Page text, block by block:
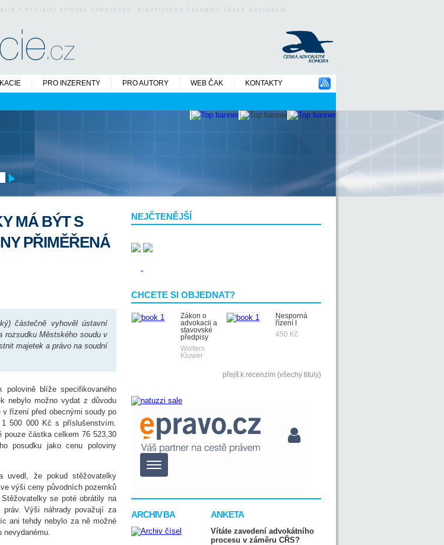
• oficiální stránky odborného právnického časopisu české advokacie
PRO INZERENTY PRO AUTORY WEB ČAK KONTAKTY
NEJČTENĚJŠÍ
CHCETE SI OBJEDNAT?
Zákon o
advokacii a
stavovské
předpisy
Wolters
Kluwer
Nesporná
řízení I
450 Kč
přejít k recenzím (všechy tituly)
ARCHIV BA ANKETA
Vítáte zavedení advokátního
procesu v záměru CŘS?
MÁ BÝT S
PŘIMĚŘENÁ
částečně vyhověl ústavní
rozsudku Městského soudu v
majetek a právo na soudní
blíže specifikovaného
nebylo možno vydat z důvodu
řízení před obecnými soudy po
500 000 Kč s příslušenstvím.
pouze částka celkem 76 523,30
posudku jako cenu poloviny
uvedl, že pokud stěžovatelky
výši ceny původních pozemků
se poté obrátily na
Výši náhrady považují za
ani tehdy nebylo za ně možné